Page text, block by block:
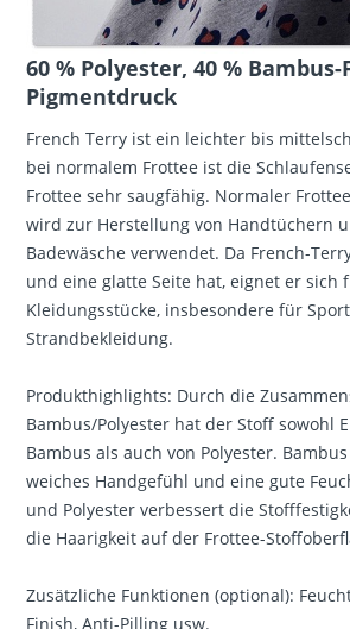
60 % Polyester, 40 %
Pigmentdruck
French Terry ist ein leichter bis
bei normalem Frottee ist die
Frottee sehr saugfähig. Normaler
wird zur Herstellung von Handtüchern
Badewäsche verwendet. Da French-
und eine glatte Seite hat, eignet er sich
Kleidungsstücke, insbesondere für
Strandbekleidung.
Produkthighlights: Durch die
Bambus/Polyester hat der Stoff sowohl
Bambus als auch von Polyester.
weiches Handgefühl und eine gute
und Polyester verbessert die
die Haarigkeit auf der Frottee-
Zusätzliche Funktionen (optional):
Finish, Anti-Pilling usw.